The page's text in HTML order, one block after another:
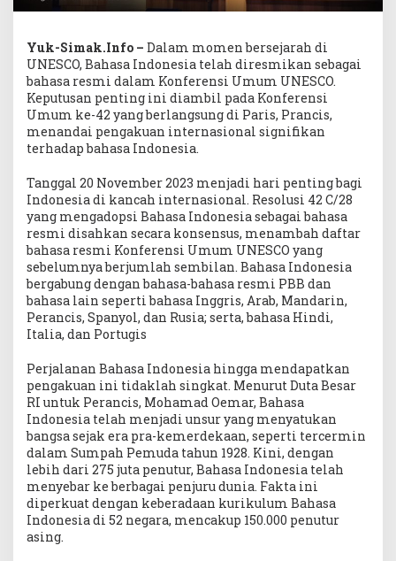
Yuk-Simak.Info – Dalam momen bersejarah di
UNESCO, Bahasa Indonesia telah diresmikan sebagai
bahasa resmi dalam Konferensi Umum UNESCO.
Keputusan penting ini diambil pada Konferensi
Umum ke-42 yang berlangsung di Paris, Prancis,
menandai pengakuan internasional signifikan
terhadap bahasa Indonesia.
Tanggal 20 November 2023 menjadi hari penting bagi
Indonesia di kancah internasional. Resolusi 42 C/28
yang mengadopsi Bahasa Indonesia sebagai bahasa
resmi disahkan secara konsensus, menambah daftar
bahasa resmi Konferensi Umum UNESCO yang
sebelumnya berjumlah sembilan. Bahasa Indonesia
bergabung dengan bahasa-bahasa resmi PBB dan
bahasa lain seperti bahasa Inggris, Arab, Mandarin,
Perancis, Spanyol, dan Rusia; serta, bahasa Hindi,
Italia, dan Portugis
Perjalanan Bahasa Indonesia hingga mendapatkan
pengakuan ini tidaklah singkat. Menurut Duta Besar
RI untuk Perancis, Mohamad Oemar, Bahasa
Indonesia telah menjadi unsur yang menyatukan
bangsa sejak era pra-kemerdekaan, seperti tercermin
dalam Sumpah Pemuda tahun 1928. Kini, dengan
lebih dari 275 juta penutur, Bahasa Indonesia telah
menyebar ke berbagai penjuru dunia. Fakta ini
diperkuat dengan keberadaan kurikulum Bahasa
Indonesia di 52 negara, mencakup 150.000 penutur
asing.